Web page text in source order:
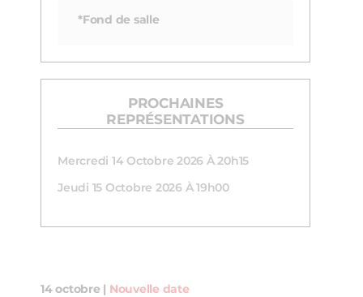
*Fond de salle
PROCHAINES
REPRÉSENTATIONS
Mercredi 14 Octobre 2026 À 20h15
Jeudi 15 Octobre 2026 À 19h00
14 octobre |
Nouvelle date